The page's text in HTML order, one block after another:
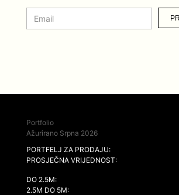
Portfolio
Ažurirano Srpna 2026
PORTFELJ ZA PRODAJU:
PROSJEČNA VRIJEDNOST:
DO 2.5M:
2.5M DO 5M: